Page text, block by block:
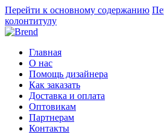
Перейти к основному содержанию
колонтитулу
Главная
О нас
Помощь дизайнера
Как заказать
Доставка и оплата
Оптовикам
Партнерам
Контакты